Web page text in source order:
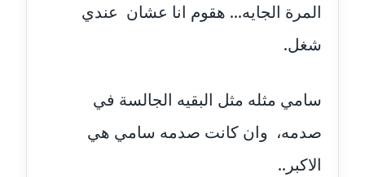
مدونة جيهان عفيفي
عاملة
عاملة
مدونة حاتم سلامة
عاملة
المرة الجايه... هقوم انا عشان عندي
شغل.
سامي مثله مثل البقيه الجالسة في
صدمه، وان كانت صدمه سامي هي
الاكبر..